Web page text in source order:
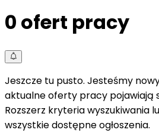
0 ofert pracy
Jeszcze tu pusto. Jesteśmy
aktualne oferty pracy pojawiają
Rozszerz kryteria wyszukiwania
wszystkie dostępne ogłoszenia.